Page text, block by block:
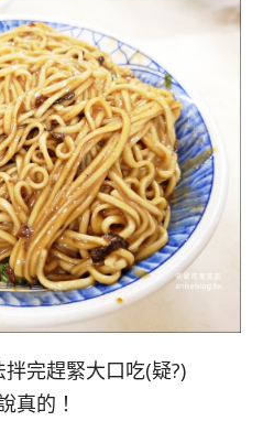
完趕緊大口吃(疑?)
真的！